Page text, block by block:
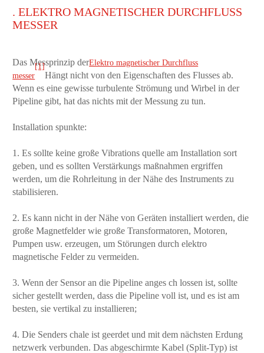
. ELEKTRO MAGNETISCHER DURCHFLUSS
MESSER
Das Messprinzip derElektro magnetischer Durchfluss
messer
[1]
Hängt nicht von den Eigenschaften des Flusses ab.
Wenn es eine gewisse turbulente Strömung und Wirbel in der
Pipeline gibt, hat das nichts mit der Messung zu tun.
Installation spunkte:
1. Es sollte keine große Vibrations quelle am Installation sort
geben, und es sollten Verstärkungs maßnahmen ergriffen
werden, um die Rohrleitung in der Nähe des Instruments zu
stabilisieren.
2. Es kann nicht in der Nähe von Geräten installiert werden, die
große Magnetfelder wie große Transformatoren, Motoren,
Pumpen usw. erzeugen, um Störungen durch elektro
magnetische Felder zu vermeiden.
3. Wenn der Sensor an die Pipeline anges ch lossen ist, sollte
sicher gestellt werden, dass die Pipeline voll ist, und es ist am
besten, sie vertikal zu installieren;
4. Die Senders chale ist geerdet und mit dem nächsten Erdung
netzwerk verbunden. Das abgeschirmte Kabel (Split-Typ) ist